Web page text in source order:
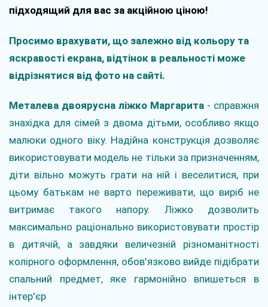
підходящий для вас за акційною ціною!
Просимо врахувати, що залежно від кольору та
яскравості екрана, відтінок в реальності може
відрізнятися від фото на сайті.
Металева двоярусна ліжко Маргарита - справжня
знахідка для сімей з двома дітьми, особливо якщо
малюки одного віку. Надійна конструкція дозволяє
використовувати модель не тільки за призначенням,
діти вільно можуть грати на ній і веселитися, при
цьому батькам не варто переживати, що виріб не
витримає такого напору. Ліжко дозволить
максимально раціонально використовувати простір
в дитячій, а завдяки величезній різноманітності
колірного оформлення, обов'язково вийде підібрати
спальний предмет, яке гармонійно впишеться в
інтер'єр